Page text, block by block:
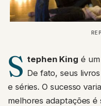
S tephen King é
De fato, seus
e séries. O sucesso
melhores adaptações é